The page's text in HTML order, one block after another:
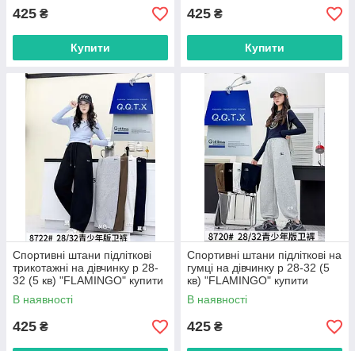
425 ₴
Купити
425 ₴
Купити
Спортивні штани підліткові
трикотажні на дівчинку р 28-
32 (5 кв) "FLAMINGO" купити
гуртом в Одесі на 7 км
В наявності
425 ₴
Спортивні штани підліткові на
гумці на дівчинку р 28-32 (5
кв) "FLAMINGO" купити
гуртом в Одесі на 7 км
В наявності
425 ₴